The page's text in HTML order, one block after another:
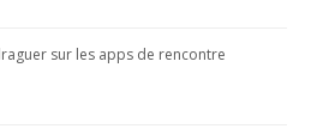
sur les apps de rencontre